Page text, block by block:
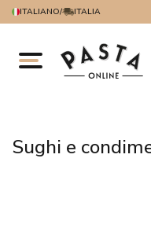
ITALIANO/ ITALIA
Sughi e